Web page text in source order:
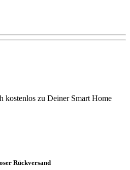
kostenlos zu Deiner Smart Home
Rückversand